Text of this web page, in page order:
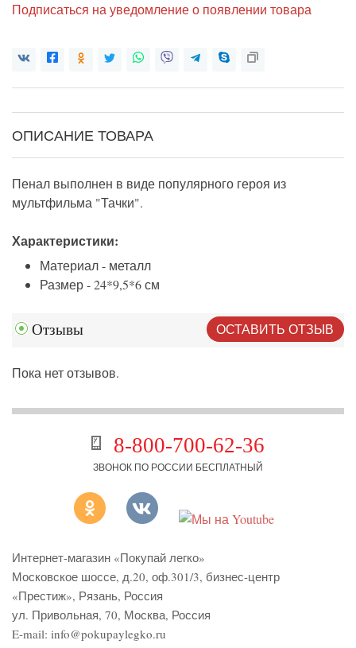
Подписаться на уведомление о появлении товара
ОПИСАНИЕ ТОВАРА
Пенал выполнен в виде популярного героя из
мультфильма "Тачки".
Характеристики:
Материал - металл
Размер - 24*9,5*6 см
Отзывы ОСТАВИТЬ ОТЗЫВ
Пока нет отзывов.
8-800-700-62-36
ЗВОНОК ПО РОССИИ БЕСПЛАТНЫЙ
Интернет-магазин «Покупай легко»
Московское шоссе, д.20, оф.301/3, бизнес-центр
«Престиж», Рязань, Россия
ул. Привольная, 70, Москва, Россия
E-mail: info@pokupaylegko.ru